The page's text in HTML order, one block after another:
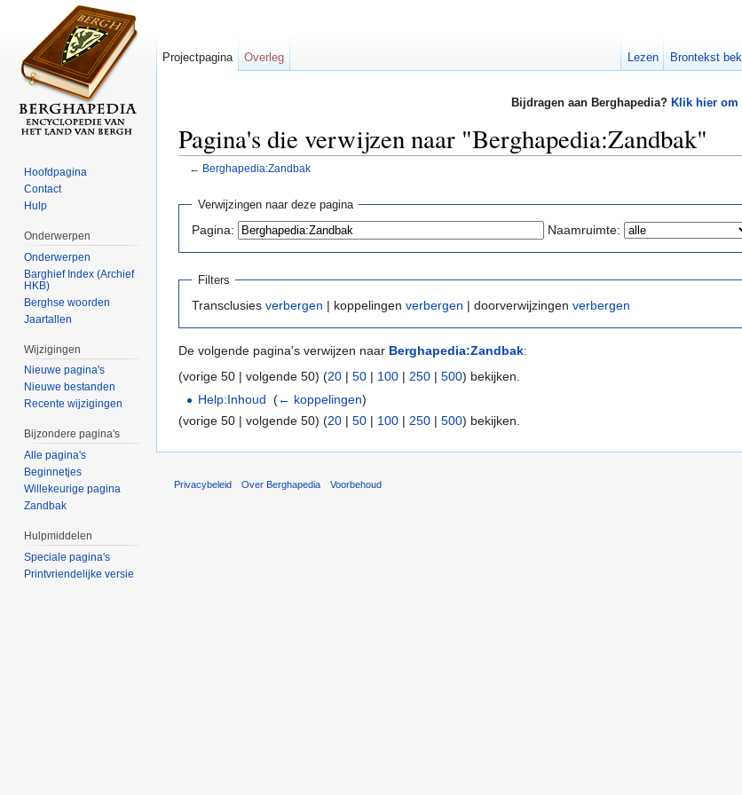
Bijdragen aan Berghapedia? Klik hier om
Pagina's die verwijzen naar "Berghapedia:Zandbak"
← Berghapedia:Zandbak
Verwijzingen naar deze pagina
Pagina: Naamruimte:
Filters
Transclusies verbergen | koppelingen verbergen | doorverwijzingen verbergen
De volgende pagina's verwijzen naar Berghapedia:Zandbak:
(vorige 50 | volgende 50) (20 | 50 | 100 | 250 | 500) bekijken.
Help:Inhoud ‎(← koppelingen)
(vorige 50 | volgende 50) (20 | 50 | 100 | 250 | 500) bekijken.
Projectpagina Overleg Lezen Brontekst
Hoofdpagina
Contact
Hulp
Onderwerpen
Onderwerpen
Barghief Index (Archief
HKB)
Berghse woorden
Jaartallen
Wijzigingen
Nieuwe pagina's
Nieuwe bestanden
Recente wijzigingen
Bijzondere pagina's
Alle pagina's
Beginnetjes
Willekeurige pagina
Zandbak
Hulpmiddelen
Speciale pagina's
Printvriendelijke versie
Privacybeleid Over Berghapedia Voorbehoud